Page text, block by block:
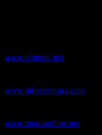
www.elmotor.net
www.infoaventura.com
www.motosonline.net